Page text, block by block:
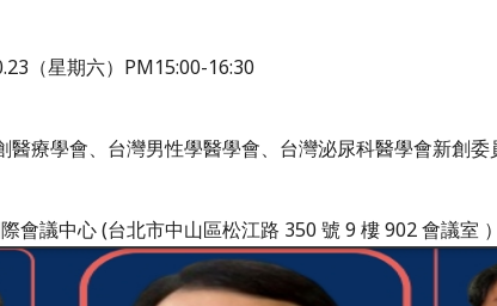
（星期六）PM15:00-16:30
醫療學會、台灣男性學醫學會、台灣泌尿科醫學會新創委
會議中心 (台北市中山區松江路 350 號 9 樓 902 會議室